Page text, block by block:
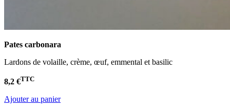
Pates carbonara
Lardons de volaille, crème, œuf, emmental et basilic
8,2 €TTC
Ajouter au panier